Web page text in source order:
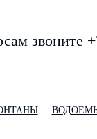
звоните